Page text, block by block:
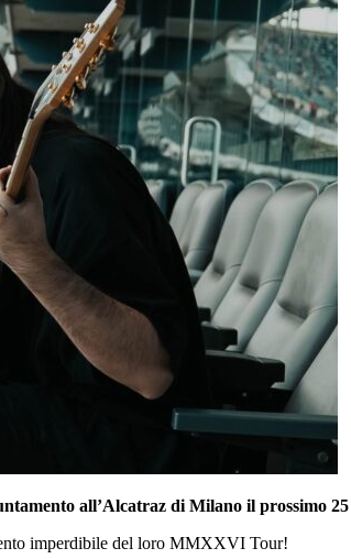
all’Alcatraz di Milano il prossimo
imperdibile del loro MMXXVI Tour!